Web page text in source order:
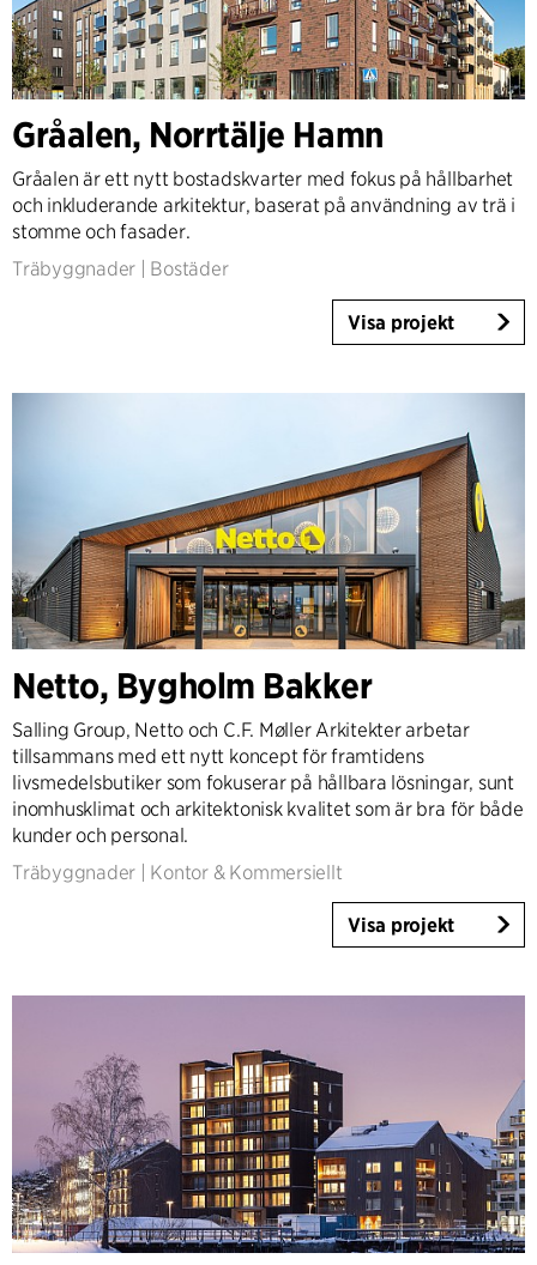
Gråalen, Norrtälje Hamn
Gråalen är ett nytt bostadskvarter med fokus på hållbarhet
och inkluderande arkitektur, baserat på användning av trä i
stomme och fasader.
Träbyggnader
Bostäder
Visa projekt
Netto, Bygholm Bakker
Salling Group, Netto och C.F. Møller Arkitekter arbetar
tillsammans med ett nytt koncept för framtidens
livsmedelsbutiker som fokuserar på hållbara lösningar, sunt
inomhusklimat och arkitektonisk kvalitet som är bra för både
kunder och personal.
Träbyggnader
Kontor & Kommersiellt
Visa projekt